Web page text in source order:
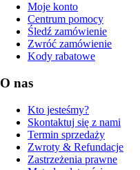
Moje konto
Centrum pomocy
Śledź zamówienie
Zwróć zamówienie
Kody rabatowe
O nas
Kto jesteśmy?
Skontaktuj się z nami
Termin sprzedaży
Zwroty & Refundacje
Zastrzeżenia prawne